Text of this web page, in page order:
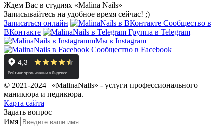
Ждем Вас в студиях «Malina Nails»
Записывайтесь на удобное время сейчас! ;)
Записаться онлайн
Сообщество в
ВКонтакте
Группа в Telegram
Мы в Instagram
Сообщество в Facebook
© 2021-2024 | «MalinaNails» - услуги профессионального
маникюра и педикюра.
Карта сайта
Задать вопрос
Имя